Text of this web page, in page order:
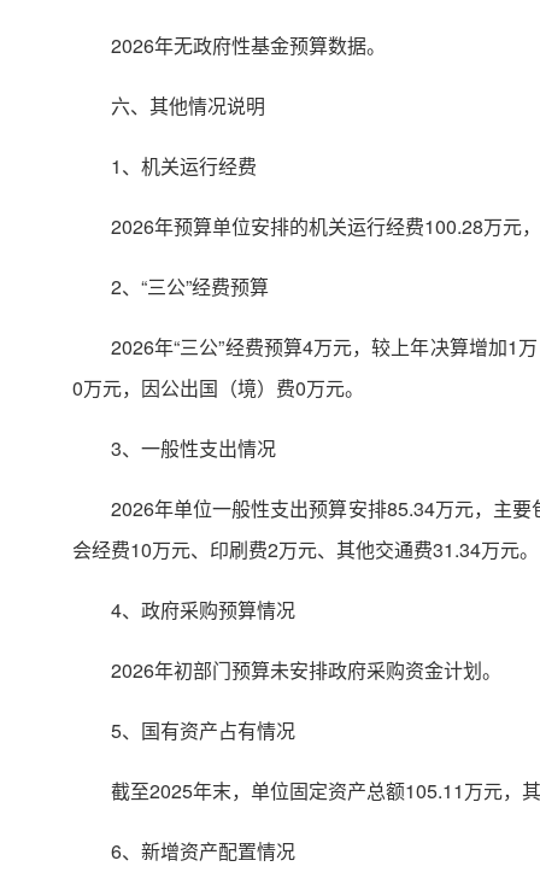
2026年无政府性基金预算数据。
六、其他情况说明
1、机关运行经费
2026年预算单位安排的机关运行经费100.28万元
2、“三公”经费预算
2026年“三公”经费预算4万元，较上年决算增加1
0万元，因公出国（境）费0万元。
3、一般性支出情况
2026年单位一般性支出预算安排85.34万元，主
会经费10万元、印刷费2万元、其他交通费31.34万元。
4、政府采购预算情况
2026年初部门预算未安排政府采购资金计划。
5、国有资产占有情况
截至2025年末，单位固定资产总额105.11万元，
6、新增资产配置情况